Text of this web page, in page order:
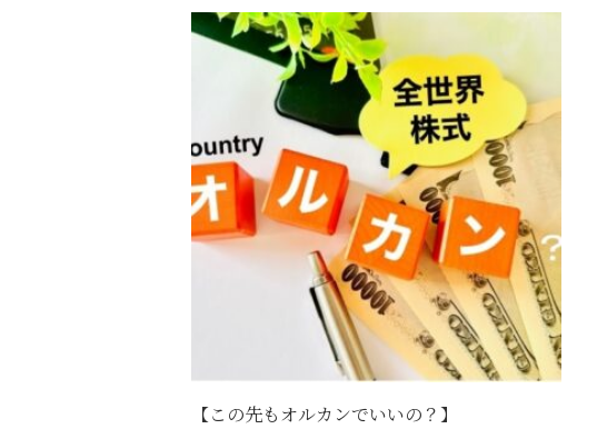
【この先もオルカンでいいの？】